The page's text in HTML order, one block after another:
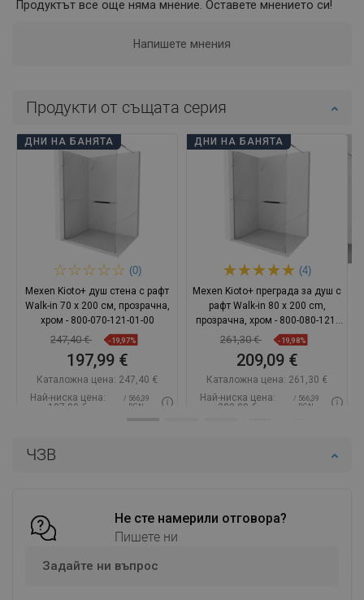
ЧЗВ
Не сте намерили отговора?
Пишете ни
Задайте ни въпрос
Продуктът все още няма мнение. Оставете мнението си!
Напишете мнения
Продукти от същата серия
ДНИ НА БАНЯТА
(0)
Mexen Kioto+ душ стена с рафт
Walk-in 70 x 200 см, прозрачна,
хром - 800-070-121-01-00
247,40 € -19,97%
197,99 €
Каталожна цена: 247,40 €
Най-ниска цена:
197,99 €
/ 566,39
BGN
Добави в количката
ДНИ НА БАНЯТА
(4)
Mexen Kioto+ преграда за душ с
рафт Walk-in 80 x 200 cm,
прозрачна, хром - 800-080-121-
01-00
261,30 € -19,98%
209,09 €
Каталожна цена: 261,30 €
Най-ниска цена:
209,09 €
/ 566,39
BGN
Добави в количката